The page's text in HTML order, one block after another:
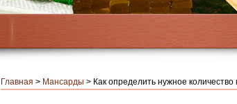
Главная > Мансарды > Как определить нужное